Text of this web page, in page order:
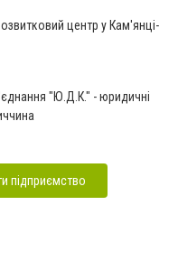
центр у Кам'янці-
"Ю.Д.К." - юридичні
підприємство